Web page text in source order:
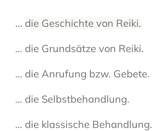
… die Geschichte von Reiki.
… die Grundsätze von Reiki.
… die Anrufung bzw. Gebete.
… die Selbstbehandlung.
… die klassische Behandlung.